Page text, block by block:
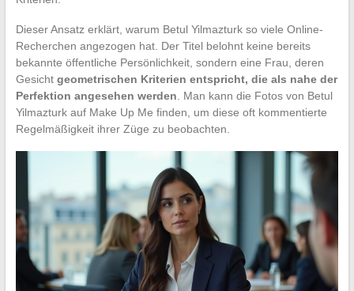
Dieser Ansatz erklärt, warum Betul Yilmazturk so viele Online-
Recherchen angezogen hat. Der Titel belohnt keine bereits
bekannte öffentliche Persönlichkeit, sondern eine Frau, deren
Gesicht geometrischen Kriterien entspricht, die als nahe der
Perfektion angesehen werden . Man kann die Fotos von Betul
Yilmazturk auf Make Up Me finden, um diese oft kommentierte
Regelmäßigkeit ihrer Züge zu beobachten.